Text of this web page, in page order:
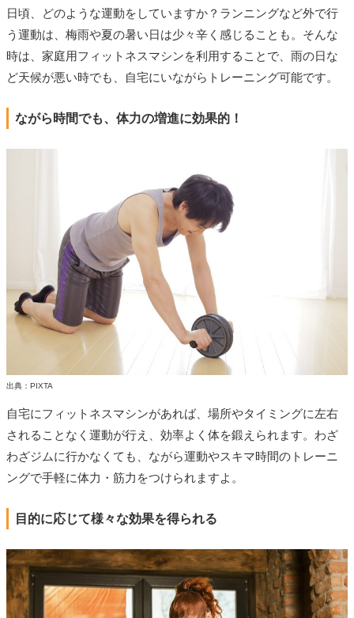
日頃、どのような運動をしていますか？ランニングなど外で行
う運動は、梅雨や夏の暑い日は少々辛く感じることも。そんな
時は、家庭用フィットネスマシンを利用することで、雨の日な
ど天候が悪い時でも、自宅にいながらトレーニング可能です。
ながら時間でも、体力の増進に効果的！
出典：PIXTA
自宅にフィットネスマシンがあれば、場所やタイミングに左右
されることなく運動が行え、効率よく体を鍛えられます。わざ
わざジムに行かなくても、ながら運動やスキマ時間のトレーニ
ングで手軽に体力・筋力をつけられますよ。
目的に応じて様々な効果を得られる